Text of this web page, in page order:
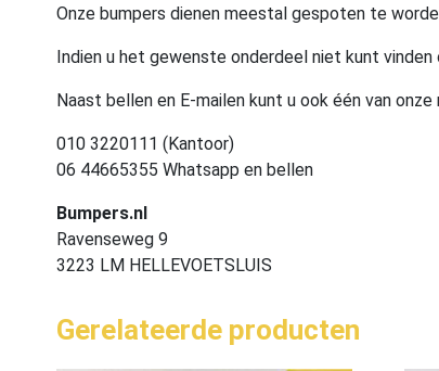
Onze bumpers dienen meestal gespoten te
Indien u het gewenste onderdeel niet kunt
Naast bellen en E-mailen kunt u ook één van
010 3220111 (Kantoor)
06 44665355 Whatsapp en bellen
Bumpers.nl
Ravenseweg 9
3223 LM HELLEVOETSLUIS
Gerelateerde producten